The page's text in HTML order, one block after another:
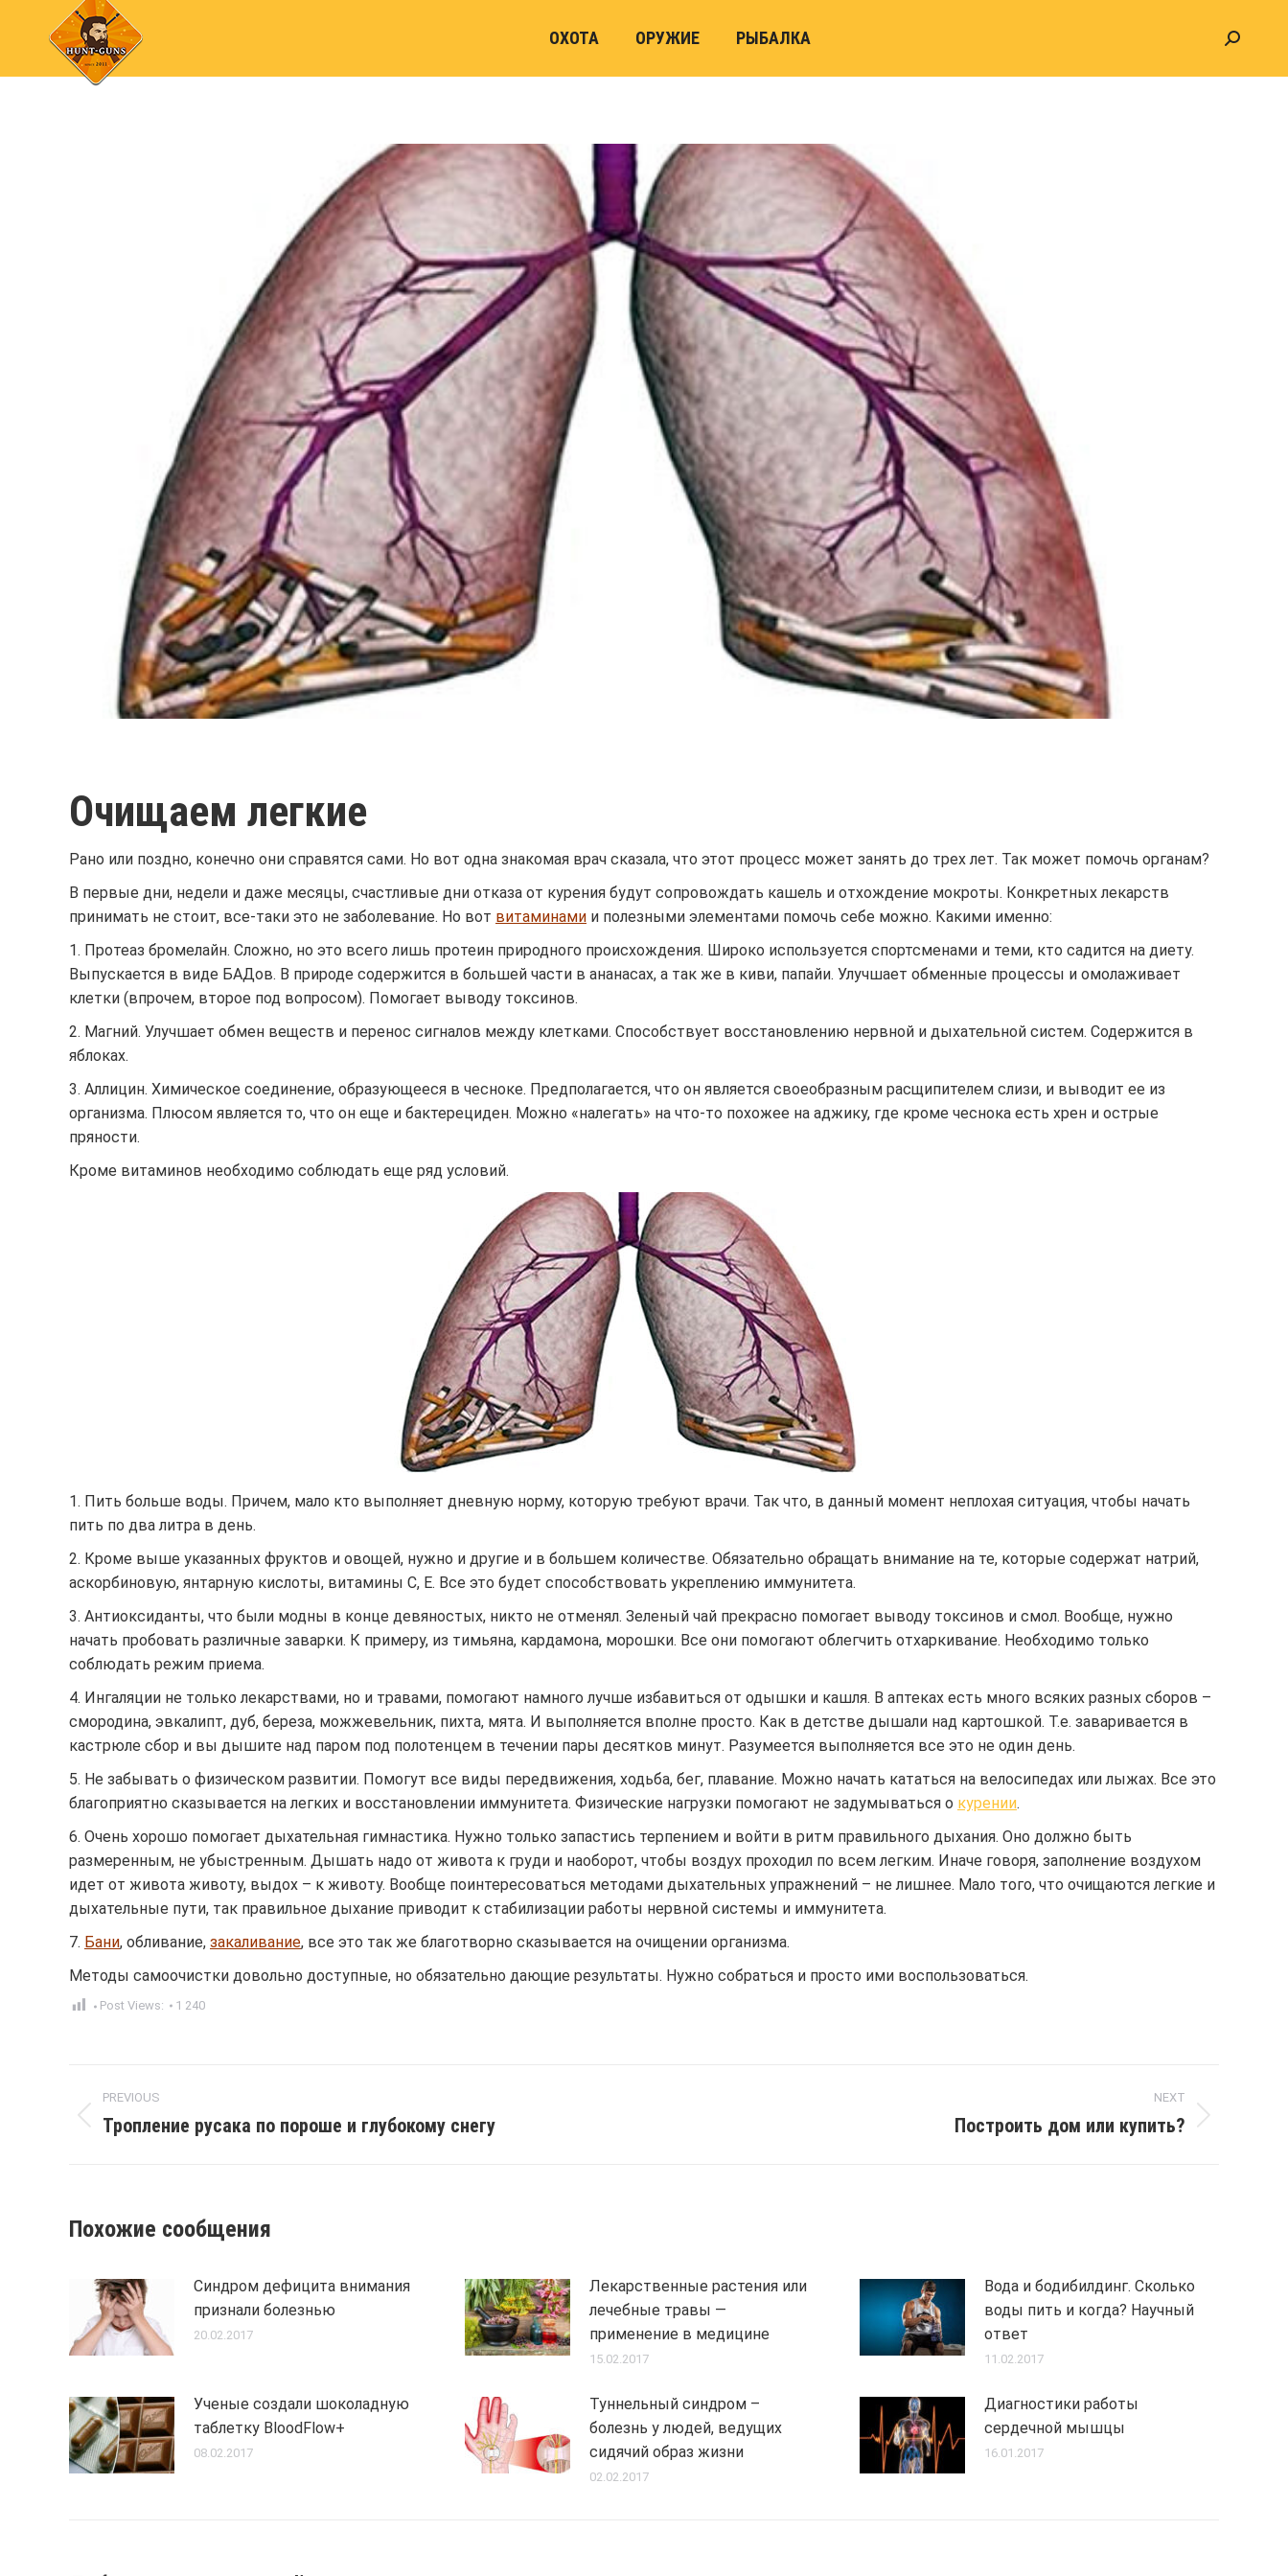
ОХОТА ОРУЖИЕ РЫБАЛКА Search:
Очищаем легкие
Рано или поздно, конечно они справятся сами. Но вот одна знакомая врач сказала, что этот процесс может занять до трех лет. Так может помочь органам?
В первые дни, недели и даже месяцы, счастливые дни отказа от курения будут сопровождать кашель и отхождение мокроты. Конкретных лекарств
принимать не стоит, все-таки это не заболевание. Но вот витаминами и полезными элементами помочь себе можно. Какими именно:
1. Протеаз бромелайн. Сложно, но это всего лишь протеин природного происхождения. Широко используется спортсменами и теми, кто садится на диету.
Выпускается в виде БАДов. В природе содержится в большей части в ананасах, а так же в киви, папайи. Улучшает обменные процессы и омолаживает
клетки (впрочем, второе под вопросом). Помогает выводу токсинов.
2. Магний. Улучшает обмен веществ и перенос сигналов между клетками. Способствует восстановлению нервной и дыхательной систем. Содержится в
яблоках.
3. Аллицин. Химическое соединение, образующееся в чесноке. Предполагается, что он является своеобразным расщипителем слизи, и выводит ее из
организма. Плюсом является то, что он еще и бактерециден. Можно «налегать» на что-то похожее на аджику, где кроме чеснока есть хрен и острые
пряности.
Кроме витаминов необходимо соблюдать еще ряд условий.
1. Пить больше воды. Причем, мало кто выполняет дневную норму, которую требуют врачи. Так что, в данный момент неплохая ситуация, чтобы начать
пить по два литра в день.
2. Кроме выше указанных фруктов и овощей, нужно и другие и в большем количестве. Обязательно обращать внимание на те, которые содержат натрий,
аскорбиновую, янтарную кислоты, витамины С, Е. Все это будет способствовать укреплению иммунитета.
3. Антиоксиданты, что были модны в конце девяностых, никто не отменял. Зеленый чай прекрасно помогает выводу токсинов и смол. Вообще, нужно
начать пробовать различные заварки. К примеру, из тимьяна, кардамона, морошки. Все они помогают облегчить отхаркивание. Необходимо только
соблюдать режим приема.
4. Ингаляции не только лекарствами, но и травами, помогают намного лучше избавиться от одышки и кашля. В аптеках есть много всяких разных сборов –
смородина, эвкалипт, дуб, береза, можжевельник, пихта, мята. И выполняется вполне просто. Как в детстве дышали над картошкой. Т.е. заваривается в
кастрюле сбор и вы дышите над паром под полотенцем в течении пары десятков минут. Разумеется выполняется все это не один день.
5. Не забывать о физическом развитии. Помогут все виды передвижения, ходьба, бег, плавание. Можно начать кататься на велосипедах или лыжах. Все это
благоприятно сказывается на легких и восстановлении иммунитета. Физические нагрузки помогают не задумываться о курении.
6. Очень хорошо помогает дыхательная гимнастика. Нужно только запастись терпением и войти в ритм правильного дыхания. Оно должно быть
размеренным, не убыстренным. Дышать надо от живота к груди и наоборот, чтобы воздух проходил по всем легким. Иначе говоря, заполнение воздухом
идет от живота животу, выдох – к животу. Вообще поинтересоваться методами дыхательных упражнений – не лишнее. Мало того, что очищаются легкие и
дыхательные пути, так правильное дыхание приводит к стабилизации работы нервной системы и иммунитета.
7. Бани, обливание, закаливание, все это так же благотворно сказывается на очищении организма.
Методы самоочистки довольно доступные, но обязательно дающие результаты. Нужно собраться и просто ими воспользоваться.
Post Views: 1 240
Post
navigation
PREVIOUS
Previous
Тропление русака по пороше и глубокому снегу
NEXT
Построить дом или купить?
Похожие сообщения
Синдром дефицита внимания
признали болезнью
20.02.2017
Лекарственные растения или
лечебные травы —
применение в медицине
15.02.2017
Вода и бодибилдинг. Сколько
воды пить и когда? Научный
ответ
11.02.2017
Ученые создали шоколадную
таблетку BloodFlow+
08.02.2017
Туннельный синдром –
болезнь у людей, ведущих
сидячий образ жизни
02.02.2017
Диагностики работы
сердечной мышцы
16.01.2017